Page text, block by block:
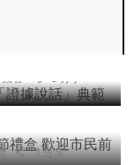
看 5 分享
節禮盒 歡迎
3 分享